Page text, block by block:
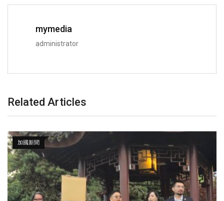
mymedia
administrator
Related Articles
加國新聞